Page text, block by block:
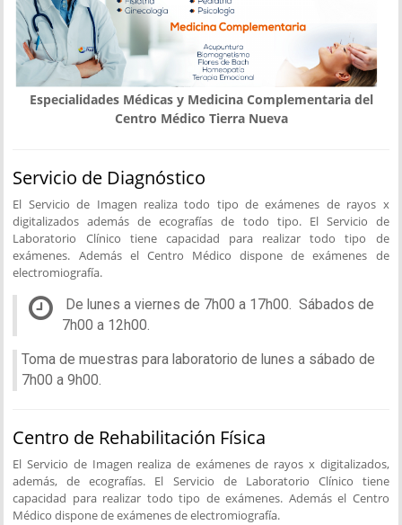
Especialidades Médicas y Medicina Complementaria del
Centro Médico Tierra Nueva
Servicio de Diagnóstico
El Servicio de Imagen realiza todo tipo de exámenes de rayos x
digitalizados además de ecografías de todo tipo. El Servicio de
Laboratorio Clínico tiene capacidad para realizar todo tipo de
exámenes. Además el Centro Médico dispone de exámenes de
electromiografía.
De lunes a viernes de 7h00 a 17h00. Sábados de
7h00 a 12h00.
Toma de muestras para laboratorio de lunes a sábado de
7h00 a 9h00.
Centro de Rehabilitación Física
El Servicio de Imagen realiza de exámenes de rayos x digitalizados,
además, de ecografías. El Servicio de Laboratorio Clínico tiene
capacidad para realizar todo tipo de exámenes. Además el Centro
Médico dispone de exámenes de electromiografía.